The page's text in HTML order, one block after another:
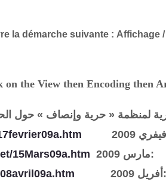
la démarche suivante : Affichage
on the View then Encoding then
لمنظمة « حرية وإنصاف » حول
فيفري 2009
15Mars09a.htm
مارس 2009:
أفريل 2009 :